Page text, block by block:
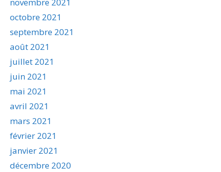
octobre 2021
septembre 2021
août 2021
juillet 2021
juin 2021
mai 2021
avril 2021
mars 2021
février 2021
janvier 2021
décembre 2020